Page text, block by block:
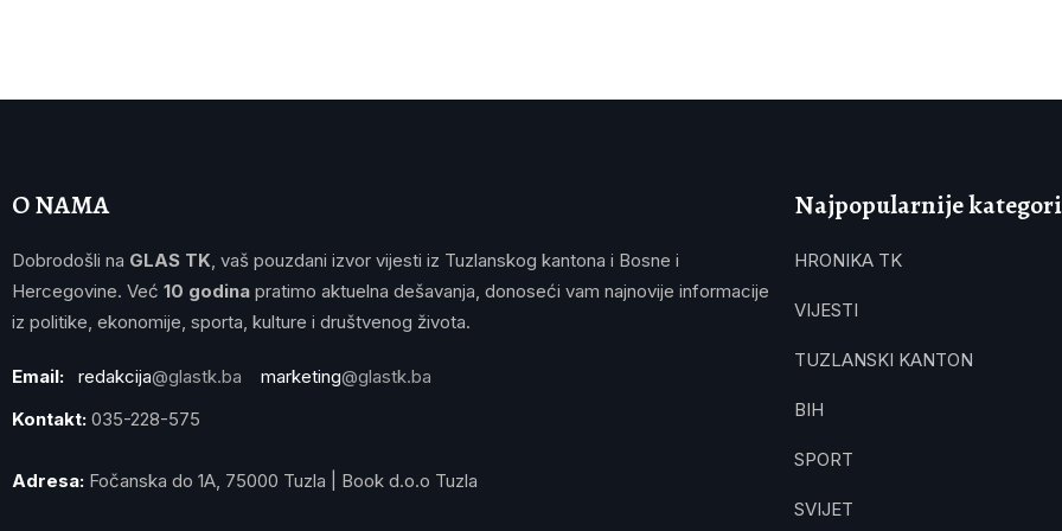
O NAMA
Dobrodošli na GLAS TK, vaš pouzdani izvor vijesti iz Tuzlanskog kantona i Bosne i
Hercegovine. Već 10 godina pratimo aktuelna dešavanja, donoseći vam najnovije informacije
iz politike, ekonomije, sporta, kulture i društvenog života.
Email: redakcija@glastk.ba marketing@glastk.ba
Kontakt: 035-228-575
Adresa: Fočanska do 1A, 75000 Tuzla | Book d.o.o Tuzla
Najpopularnije
HRONIKA TK
VIJESTI
TUZLANSKI KANTON
BIH
SPORT
SVIJET